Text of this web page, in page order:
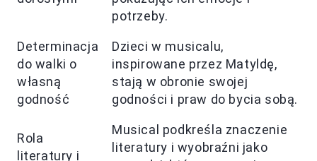
potrzeby.
Determinacja
do walki o
własną
godność
Dzieci w musicalu,
inspirowane przez Matyldę,
stają w obronie swojej
godności i praw do bycia sobą.
Rola
literatury i
Musical podkreśla znaczenie
literatury i wyobraźni jako